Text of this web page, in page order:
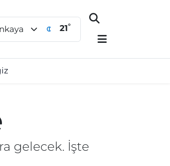
21°
gelecek. İşte